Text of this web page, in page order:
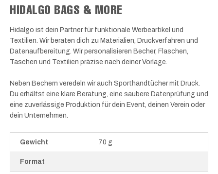
HIDALGO BAGS & MORE
Hidalgo ist dein Partner für funktionale Werbeartikel und
Textilien. Wir beraten dich zu Materialien, Druckverfahren und
Datenaufbereitung. Wir personalisieren Becher, Flaschen,
Taschen und Textilien präzise nach deiner Vorlage.
Neben Bechern veredeln wir auch Sporthandtücher mit Druck.
Du erhältst eine klare Beratung, eine saubere Datenprüfung und
eine zuverlässige Produktion für dein Event, deinen Verein oder
dein Unternehmen.
Gewicht 70 g
Format